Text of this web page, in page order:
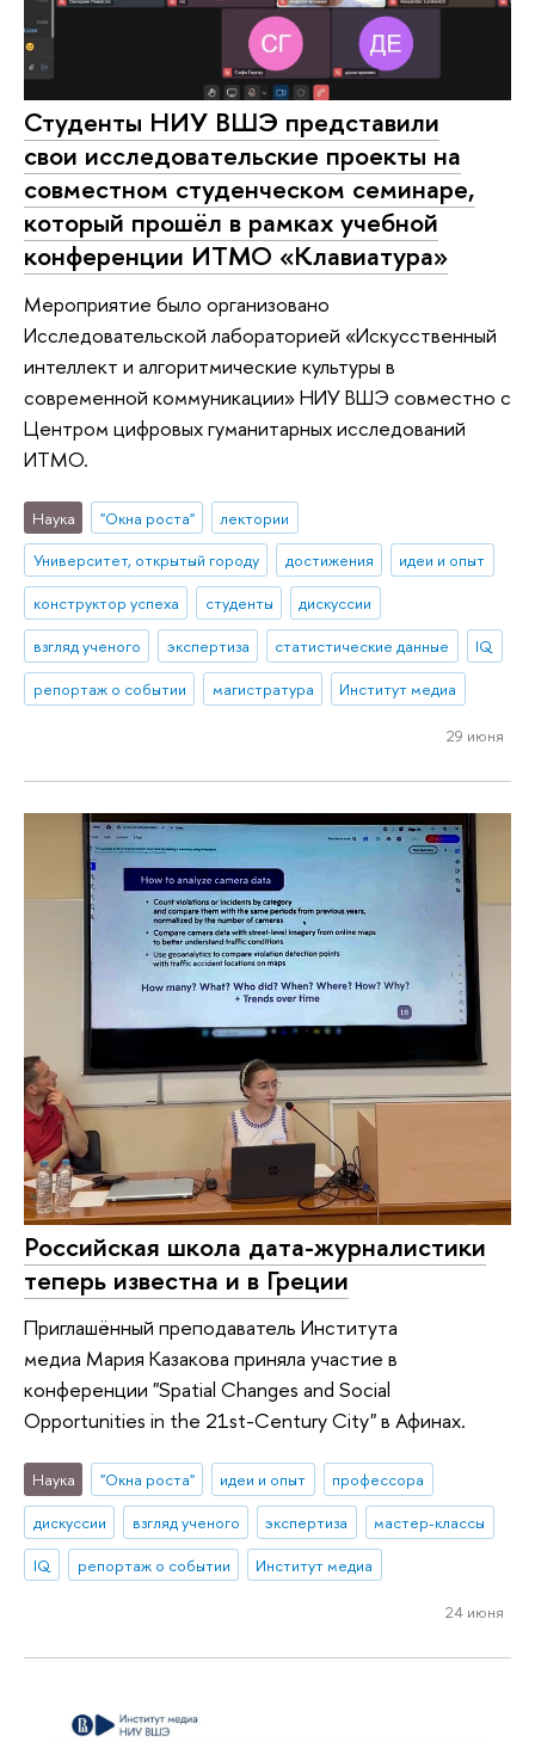
Студенты НИУ ВШЭ представили
свои исследовательские проекты на
совместном студенческом семинаре,
который прошёл в рамках учебной
конференции ИТМО «Клавиатура»
Мероприятие было организовано
Исследовательской лабораторией «Искусственный
интеллект и алгоритмические культуры в
современной коммуникации» НИУ ВШЭ совместно с
Центром цифровых гуманитарных исследований
ИТМО.
Наука "Окна роста"
лектории
Университет, открытый городу
достижения
идеи и опыт
конструктор успеха
студенты
дискуссии
взгляд ученого
экспертиза статистические данные
IQ
репортаж о событии
магистратура Институт медиа
29 июня
Российская школа дата-журналистики
теперь известна и в Греции
Приглашённый преподаватель Института
медиа Мария Казакова приняла участие в
конференции "Spatial Changes and Social
Opportunities in the 21st-Century City" в Афинах.
Наука "Окна роста" идеи и опыт
профессора
дискуссии
взгляд ученого экспертиза
мастер-классы
IQ
репортаж о событии Институт медиа
24 июня